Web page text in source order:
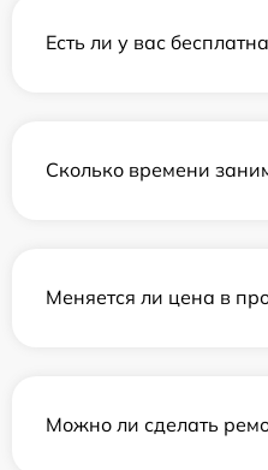
Есть ли у вас
Сколько времени
Меняется ли цена в
Можно ли сделать